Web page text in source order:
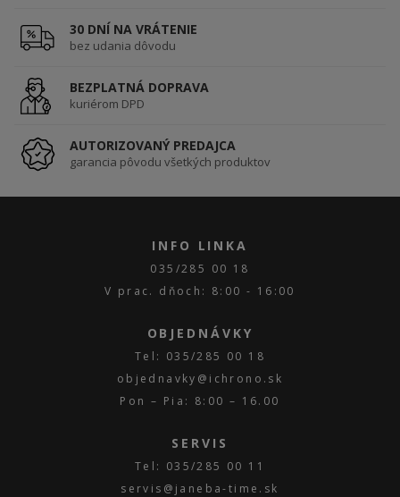
30 DNÍ NA VRÁTENIE
bez udania dôvodu
BEZPLATNÁ DOPRAVA
kuriérom DPD
AUTORIZOVANÝ PREDAJCA
garancia pôvodu všetkých produktov
INFO LINKA
035/285 00 18
V prac. dňoch: 8:00 - 16:00
OBJEDNÁVKY
Tel: 035/285 00 18
objednavky@ichrono.sk
Pon – Pia: 8:00 – 16.00
SERVIS
Tel: 035/285 00 11
servis@janeba-time.sk